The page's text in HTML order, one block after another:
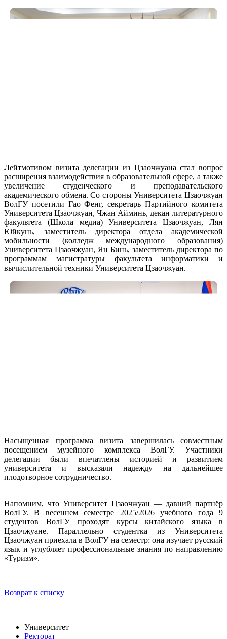
Лейтмотивом визита делегации из Цзаочжуана стал вопрос
расширения взаимодействия в образовательной сфере, а также
увеличение студенческого и преподавательского
академического обмена. Со стороны Университета Цзаочжуан
ВолГУ посетили Гао Фенг, секретарь Партийного комитета
Университета Цзаочжуан, Чжан Айминь, декан литературного
факультета (Школа медиа) Университета Цзаочжуан, Лян
Юйкунь, заместитель директора отдела академической
мобильности (колледж международного образования)
Университета Цзаочжуан, Ян Бинь, заместитель директора по
программам магистратуры факультета информатики и
вычислительной техники Университета Цзаочжуан.
Насыщенная программа визита завершилась совместным
посещением музейного комплекса ВолГУ. Участники
делегации были впечатлены историей и развитием
университета и высказали надежду на дальнейшее
плодотворное сотрудничество.
Напомним, что Университет Цзаочжуан — давний партнёр
ВолГУ. В весеннем семестре 2025/2026 учебного года 9
студентов ВолГУ проходят курсы китайского языка в
Цзаочжуане. Параллельно студентка из Университета
Цзаочжуан приехала в ВолГУ на семестр: она изучает русский
язык и углубляет профессиональные знания по направлению
«Туризм».
Возврат к списку
Университет
Ректорат